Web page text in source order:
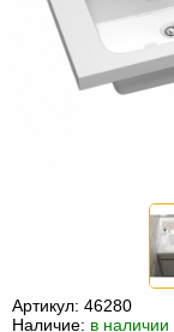
Офисная
мебель
из
Садовая
Артикул: 46280
Наличие: в наличии